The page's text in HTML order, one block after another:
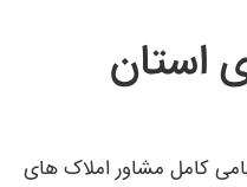
استان
کامل مشاور املاک های